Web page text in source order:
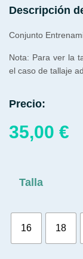
Descripción
Conjunto
Nota: Para ver la
el caso de tallaje
Precio:
35,00 €
Talla
16 18